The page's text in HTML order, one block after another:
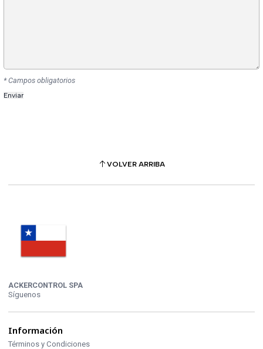
* Campos obligatorios
VOLVER ARRIBA
ACKERCONTROL SPA
Síguenos
Información
Términos y Condiciones